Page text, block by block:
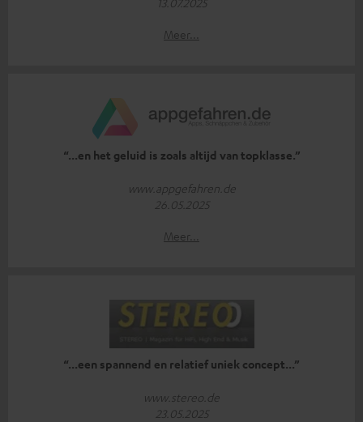
Meer...
“...en het geluid is zoals altijd van topklasse.”
www.appgefahren.de
26.05.2025
Meer...
“...een spannend en relatief uniek concept...”
www.stereo.de
23.05.2025